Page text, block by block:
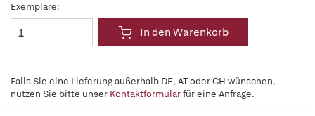
Exemplare:
In den Warenkorb
Falls Sie eine Lieferung außerhalb DE, AT oder CH wünschen,
nutzen Sie bitte unser Kontaktformularfür eine Anfrage.